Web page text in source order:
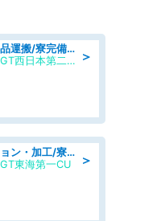
＞
自動車製品の機械加工・部品運搬/寮完備/日払い/工場・製造
UTエージェント株式会社AGT西日本第二CU
＞
金属製品の機械オペレーション・加工/寮完備/日払い/工場・製造
東海第一CU